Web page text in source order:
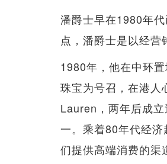
潘爵士早在1980年
点，潘爵士是以经营
1980年，他在中环
珠宝为号召，在港
Lauren，两年后成
一。乘着80年代经
们提供高端消费的渠